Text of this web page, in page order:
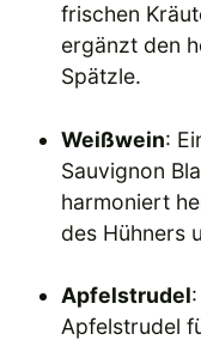
frischen
ergänzt den
Spätzle.
Weißwein:
Sauvignon
harmoniert
des Hühners
Apfelstrudel
Apfelstrudel